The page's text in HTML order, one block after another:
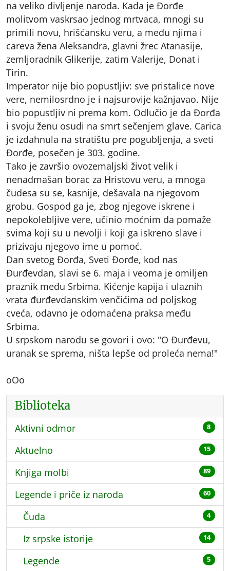
na veliko divljenje naroda. Kada je Đorđe
molitvom vaskrsao jednog mrtvaca, mnogi su
primili novu, hrišćansku veru, a među njima i
careva žena Aleksandra, glavni žrec Atanasije,
zemljoradnik Glikerije, zatim Valerije, Donat i
Tirin.
Imperator nije bio popustljiv: sve pristalice nove
vere, nemilosrdno je i najsurovije kažnjavao. Nije
bio popustljiv ni prema kom. Odlučio je da Đorđa
i svoju ženu osudi na smrt sečenjem glave. Carica
je izdahnula na stratištu pre pogubljenja, a sveti
Đorđe, posečen je 303. godine.
Tako je završio ovozemaljski život velik i
nenadmašan borac za Hristovu veru, a mnoga
čudesa su se, kasnije, dešavala na njegovom
grobu. Gospod ga je, zbog njegove iskrene i
nepokolebljive vere, učinio moćnim da pomaže
svima koji su u nevolji i koji ga iskreno slave i
prizivaju njegovo ime u pomoć.
Dan svetog Đorđa, Sveti Đorđe, kod nas
Đurđevdan, slavi se 6. maja i veoma je omiljen
praznik među Srbima. Kićenje kapija i ulaznih
vrata đurđevdanskim venčićima od poljskog
cveća, odavno je odomaćena praksa među
Srbima.
U srpskom narodu se govori i ovo: "O Đurđevu,
uranak se sprema, ništa lepše od proleća nema!"
oOo
Biblioteka
Aktivni odmor 8
Aktuelno 15
Knjiga molbi 89
Legende i priče iz naroda 60
Čuda 4
Iz srpske istorije 14
Legende 5